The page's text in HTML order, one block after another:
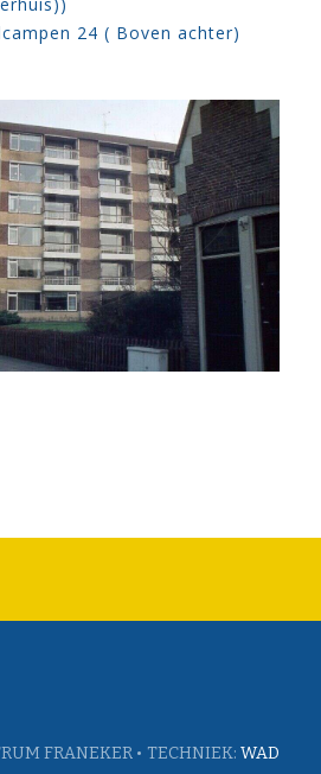
24 ( Boven achter)
FRANEKER • TECHNIEK: WAD